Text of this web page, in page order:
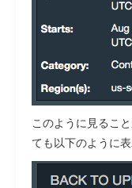
このように見るこ
ても以下のように表